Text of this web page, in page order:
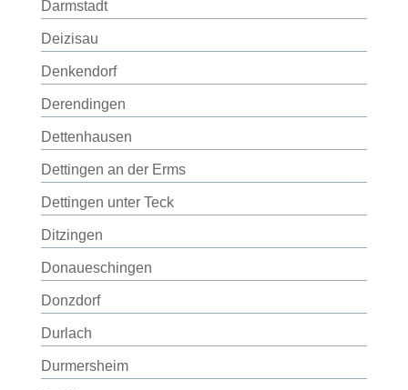
Darmstadt
Deizisau
Denkendorf
Derendingen
Dettenhausen
Dettingen an der Erms
Dettingen unter Teck
Ditzingen
Donaueschingen
Donzdorf
Durlach
Durmersheim